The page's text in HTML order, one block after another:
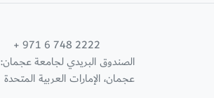
+ 971 6 748 2222
الصندوق البريدي لجامعة عجمان: 346
عجمان، الإمارات العربية المتحدة